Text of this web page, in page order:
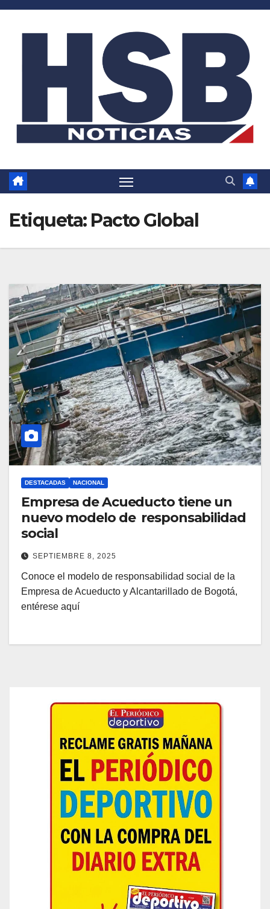
Saltar
Etiqueta: Pacto Global
DESTACADAS NACIONAL
Empresa de Acueducto tiene un
nuevo modelo de responsabilidad
social
SEPTIEMBRE 8, 2025
Conoce el modelo de responsabilidad social de la
Empresa de Acueducto y Alcantarillado de Bogotá,
entérese aquí